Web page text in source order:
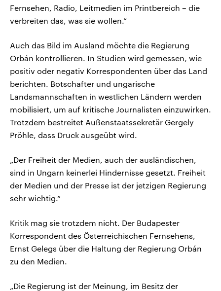
Fernsehen, Radio, Leitmedien im Printbereich – die
verbreiten das, was sie wollen.“
Auch das Bild im Ausland möchte die Regierung
Orbán kontrollieren. In Studien wird gemessen, wie
positiv oder negativ Korrespondenten über das Land
berichten. Botschafter und ungarische
Landsmannschaften in westlichen Ländern werden
mobilisiert, um auf kritische Journalisten einzuwirken.
Trotzdem bestreitet Außenstaatssekretär Gergely
Pröhle, dass Druck ausgeübt wird.
„Der Freiheit der Medien, auch der ausländischen,
sind in Ungarn keinerlei Hindernisse gesetzt. Freiheit
der Medien und der Presse ist der jetzigen Regierung
sehr wichtig.“
Kritik mag sie trotzdem nicht. Der Budapester
Korrespondent des Österreichischen Fernsehens,
Ernst Gelegs über die Haltung der Regierung Orbán
zu den Medien.
„Die Regierung ist der Meinung, im Besitz der